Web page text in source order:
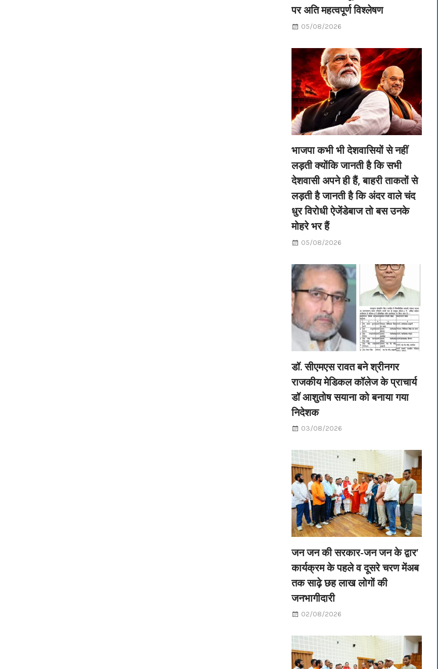
पर अति महत्वपूर्ण विश्लेषण
05/08/2026
भाजपा कभी भी देशवासियों से नहीं
लड़ती क्योंकि जानती है कि सभी
देशवासी अपने ही हैं, बाहरी ताकतों से
लड़ती है जानती है कि अंदर वाले चंद
धुर विरोधी ऐजेंडेबाज तो बस उनके
मोहरे भर हैं
05/08/2026
डॉ. सीएमएस रावत बने श्रीनगर
राजकीय मेडिकल कॉलेज के प्राचार्य
डॉ आशुतोष सयाना को बनाया गया
निदेशक
03/08/2026
जन जन की सरकार-जन जन के द्वार’
कार्यक्रम के पहले व दूसरे चरण मेंअब
तक साढ़े छह लाख लोगों की
जनभागीदारी
02/08/2026